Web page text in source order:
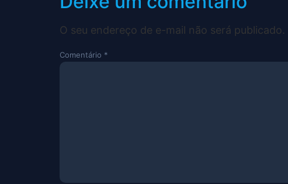
O seu endereço de e-mail não será publicado.
Comentário *